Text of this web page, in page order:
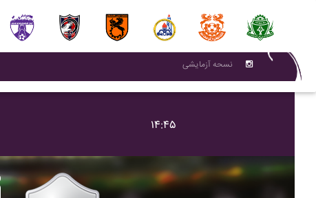
نسحه آزمایشی
۱۴:۴۵